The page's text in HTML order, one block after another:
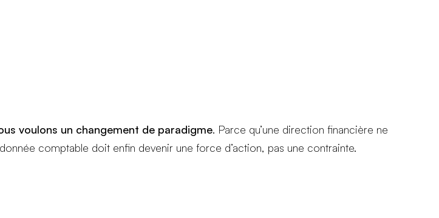
voulons un changement de paradigme. Parce qu’une direction financière ne
comptable doit enfin devenir une force d’action, pas une contrainte.